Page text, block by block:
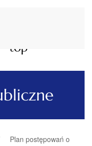
top
Plan postępowań o